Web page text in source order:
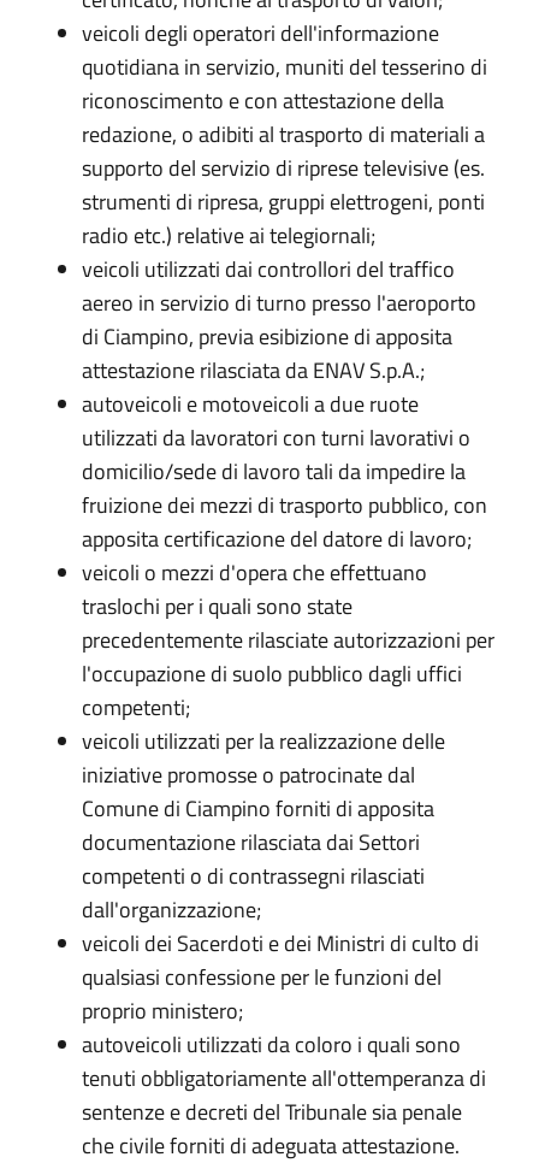
veicoli degli operatori dell'informazione
quotidiana in servizio, muniti del tesserino di
riconoscimento e con attestazione della
redazione, o adibiti al trasporto di materiali a
supporto del servizio di riprese televisive (es.
strumenti di ripresa, gruppi elettrogeni, ponti
radio etc.) relative ai telegiornali;
veicoli utilizzati dai controllori del traffico
aereo in servizio di turno presso l'aeroporto
di Ciampino, previa esibizione di apposita
attestazione rilasciata da ENAV S.p.A.;
autoveicoli e motoveicoli a due ruote
utilizzati da lavoratori con turni lavorativi o
domicilio/sede di lavoro tali da impedire la
fruizione dei mezzi di trasporto pubblico, con
apposita certificazione del datore di lavoro;
veicoli o mezzi d'opera che effettuano
traslochi per i quali sono state
precedentemente rilasciate autorizzazioni per
l'occupazione di suolo pubblico dagli uffici
competenti;
veicoli utilizzati per la realizzazione delle
iniziative promosse o patrocinate dal
Comune di Ciampino forniti di apposita
documentazione rilasciata dai Settori
competenti o di contrassegni rilasciati
dall'organizzazione;
veicoli dei Sacerdoti e dei Ministri di culto di
qualsiasi confessione per le funzioni del
proprio ministero;
autoveicoli utilizzati da coloro i quali sono
tenuti obbligatoriamente all'ottemperanza di
sentenze e decreti del Tribunale sia penale
che civile forniti di adeguata attestazione.